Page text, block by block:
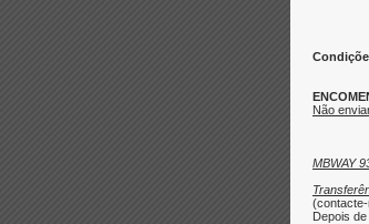
Não
MBWAY
Depois